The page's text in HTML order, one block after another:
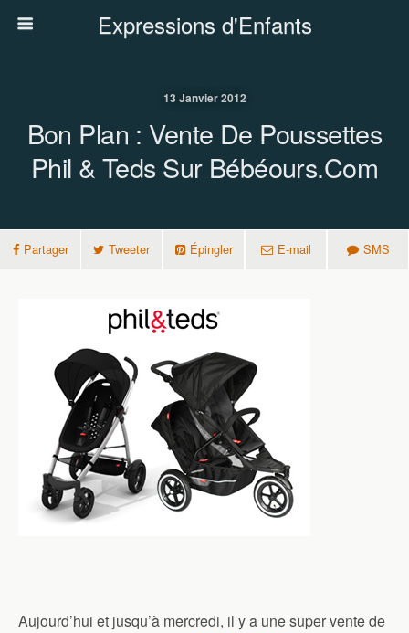
Expressions d'Enfants
13 Janvier 2012
Bon Plan : Vente De Poussettes
Phil & Teds Sur Bébéours.com
Partager Tweeter Épingler E-mail SMS
Aujourd’hui et jusqu’à mercredi, il y a une super vente de